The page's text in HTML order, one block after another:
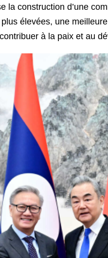
la construction d’une
élevées, une
à la paix et au